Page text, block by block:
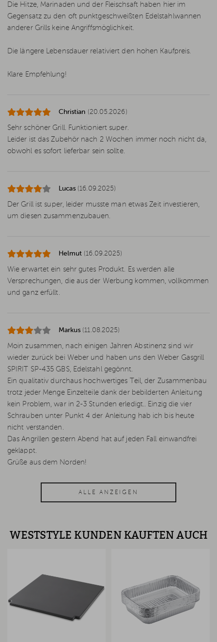
Die Hitze, Marinaden und der Fleischsaft haben hier im
Gegensatz zu den oft punktgeschweißten Edelstahlwannen
anderer Grills keine Angriffsmöglichkeit.
Die längere Lebensdauer relativiert den hohen Kaufpreis.
Klare Empfehlung!
Christian (20.05.2026)
Sehr schöner Grill. Funktioniert super.
Leider ist das Zubehör nach 2 Wochen immer noch nicht da,
obwohl es sofort lieferbar sein sollte.
Lucas (16.09.2025)
Der Grill ist super, leider musste man etwas Zeit investieren,
um diesen zusammenzubauen.
Helmut (16.09.2025)
Wie erwartet ein sehr gutes Produkt. Es werden alle
Versprechungen, die aus der Werbung kommen, vollkommen
und ganz erfüllt.
Markus (11.08.2025)
Moin zusammen, nach einigen Jahren Abstinenz sind wir
wieder zurück bei Weber und haben uns den Weber Gasgrill
SPIRIT SP-435 GBS, Edelstahl gegönnt.
Ein qualitativ durchaus hochwertiges Teil, der Zusammenbau
trotz jeder Menge Einzelteile dank der bebilderten Anleitung
kein Problem, war in 2-3 Stunden erledigt.. Einzig die vier
Schrauben unter Punkt 4 der Anleitung hab ich bis heute
nicht verstanden.
Das Angrillen gestern Abend hat auf jeden Fall einwandfrei
geklappt.
Grüße aus dem Norden!
ALLE ANZEIGEN
WESTSTYLE KUNDEN KAUFTEN AUCH